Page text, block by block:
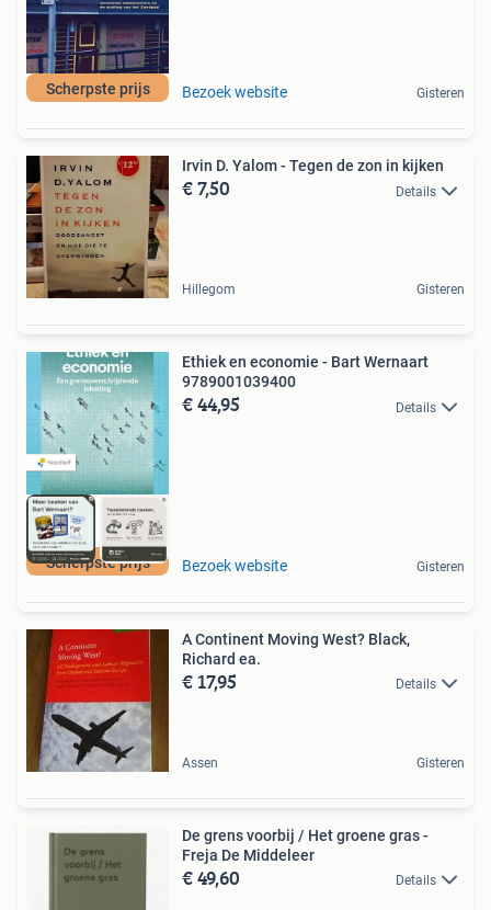
Scherpste prijs Bezoek website Gisteren
Irvin D. Yalom - Tegen de zon in kijken
€ 7,50 Details
Hillegom Gisteren
Scherpste prijs
Ethiek en economie - Bart Wernaart
9789001039400
€ 44,95 Details
Bezoek website Gisteren
A Continent Moving West? Black,
Richard ea.
€ 17,95 Details
Assen Gisteren
De grens voorbij / Het groene gras -
Freja De Middeleer
€ 49,60 Details